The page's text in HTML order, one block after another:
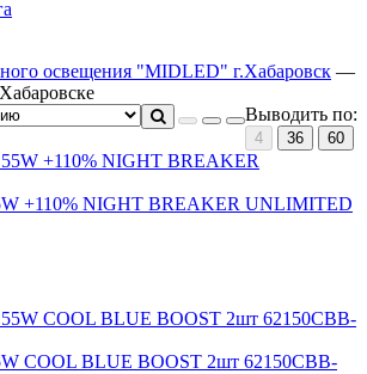
освещения "MIDLED" г.Хабаровск —
Выводить по:
4 36 60
+110% NIGHT BREAKER UNLIMITED
COOL BLUE BOOST 2шт 62150CBB-